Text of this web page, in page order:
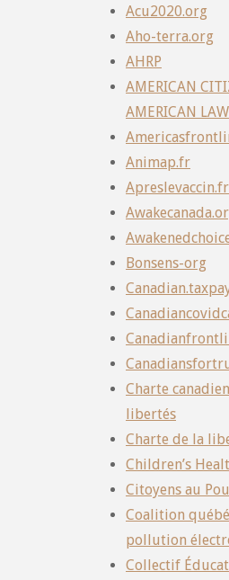
Acu2020.org
Aho-terra.org
AHRP
AMERICAN
AMERICAN LAW
Animap.fr
Apreslevaccin.fr
Bonsens-org
Charte
libertés
Charte de la
Children’s
Citoyens au
Coalition
pollution
Collectif